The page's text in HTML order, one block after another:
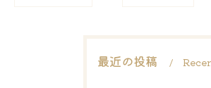
最近の投稿